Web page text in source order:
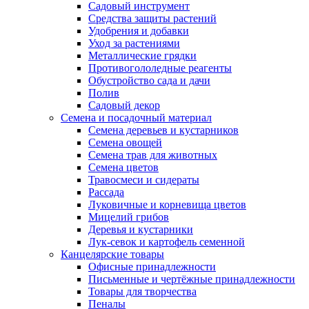
Садовый инструмент
Средства защиты растений
Удобрения и добавки
Уход за растениями
Металлические грядки
Противогололедные реагенты
Обустройство сада и дачи
Полив
Садовый декор
Семена и посадочный материал
Семена деревьев и кустарников
Семена овощей
Семена трав для животных
Семена цветов
Травосмеси и сидераты
Рассада
Луковичные и корневища цветов
Мицелий грибов
Деревья и кустарники
Лук-севок и картофель семенной
Канцелярские товары
Офисные принадлежности
Письменные и чертёжные принадлежности
Товары для творчества
Пеналы